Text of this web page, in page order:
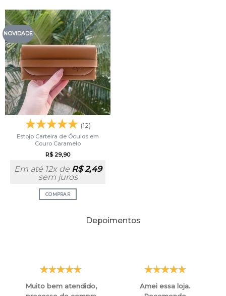
NOVIDADE
(12)
Estojo Carteira de Óculos em
Couro Caramelo
R$29,90
Em até 12x de R$2,49
sem juros
COMPRAR
Depoimentos
Muito bem atendido,
Amei essa loja.